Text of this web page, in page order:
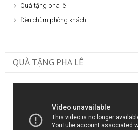
Quà tặng pha lê
Đèn chùm phòng khách
QUÀ TẶNG PHA LÊ